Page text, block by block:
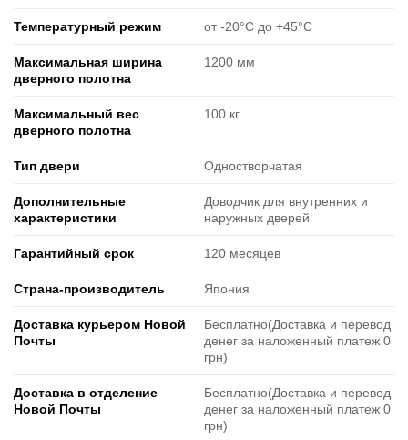
Температурный режим от -20°C до +45°C
Максимальная ширина
дверного полотна
1200 мм
Максимальный вес
дверного полотна
100 кг
Тип двери Одностворчатая
Дополнительные
характеристики
Доводчик для внутренних и
наружных дверей
Гарантийный срок 120 месяцев
Страна-производитель Япония
Доставка курьером Новой
Почты
Бесплатно(Доставка и перевод
денег за наложенный платеж 0
грн)
Доставка в отделение
Новой Почты
Бесплатно(Доставка и перевод
денег за наложенный платеж 0
грн)